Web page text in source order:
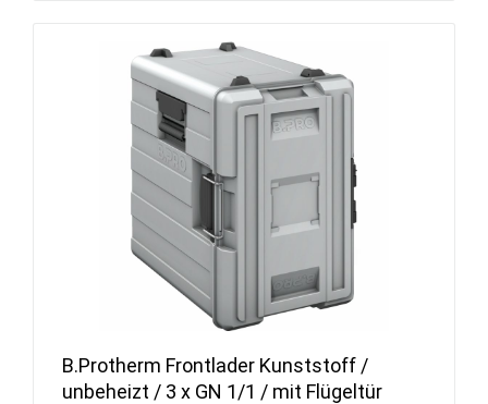
B.Protherm Frontlader Kunststoff /
unbeheizt / 3 x GN 1/1 / mit Flügeltür